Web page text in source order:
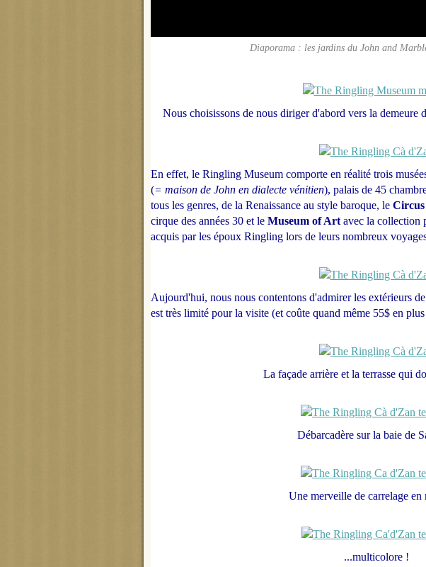
Diaporama : les jardins du John and
Nous choisissons de nous diriger d'abord vers la
En effet, le Ringling Museum comporte en réalité trois
(= maison de John en dialecte vénitien), palais de 45
tous les genres, de la Renaissance au style baroque, le
cirque des années 30 et le Museum of Art avec la collection
acquis par les époux Ringling lors de leurs nombreux
Aujourd'hui, nous nous contentons d'admirer les extérieurs
est très limité pour la visite (et coûte quand même 55$ en
La façade arrière et la terrasse qui
Débarcadère sur la baie de
Une merveille de carrelage en
...multicolore !